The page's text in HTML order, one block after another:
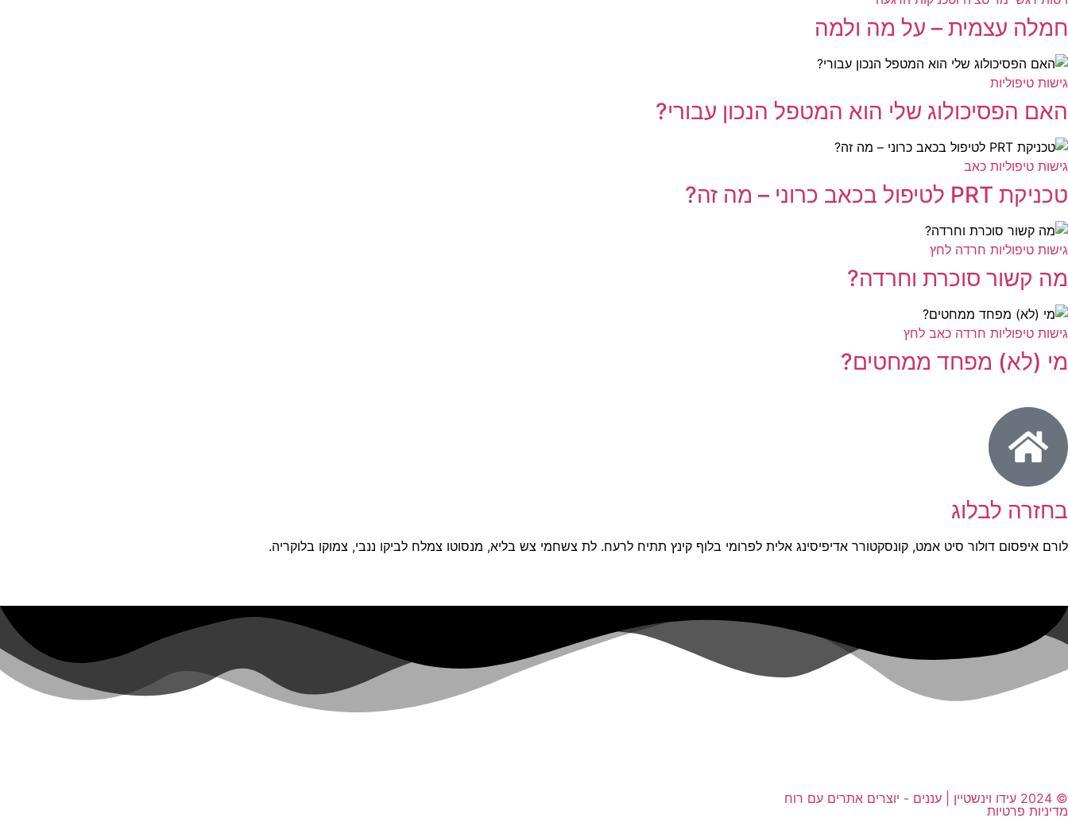
חמלה עצמית – על מה ולמה
גישות טיפוליות
האם הפסיכולוג שלי הוא המטפל הנכון עבורי?
גישות טיפוליות כאב
טכניקת PRT לטיפול בכאב כרוני – מה זה?
גישות טיפוליות חרדה לחץ
מה קשור סוכרת וחרדה?
גישות טיפוליות חרדה כאב לחץ
מי (לא) מפחד ממחטים?
בחזרה לבלוג
לורם איפסום דולור סיט אמט, קונסקטורר אדיפיסינג אלית לפרומי בלוף קינץ תתיח לרעח. לת צשחמי צש בליא, מנסוטו צמלח לביקו ננבי, צמוקו בלוקריה.
© 2024 עידו וינשטיין | עננים - יוצרים אתרים עם רוח
מדיניות פרטיות